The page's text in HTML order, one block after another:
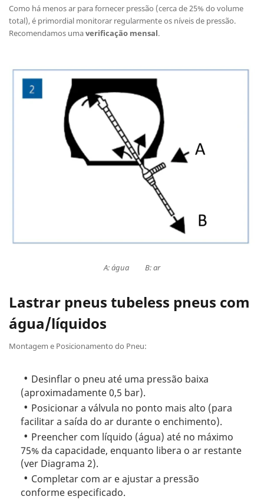
Como há menos ar para fornecer pressão (cerca de 25% do volume
total), é primordial monitorar regularmente os níveis de pressão.
Recomendamos umaverificação mensal.
A: água B: ar
Lastrar pneus tubeless pneus com
água/líquidos
Montagem e Posicionamento do Pneu:
Desinflar o pneu até uma pressão baixa
(aproximadamente 0,5 bar).
Posicionar a válvula no ponto mais alto (para
facilitar a saída do ar durante o enchimento).
Preencher com líquido (água) até no máximo
75% da capacidade, enquanto libera o ar restante
(ver Diagrama 2).
Completar com ar e ajustar a pressão
conforme especificado.